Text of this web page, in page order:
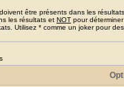
être présents dans les
les résultats et NOT pour
Utilisez * comme un joker pour des